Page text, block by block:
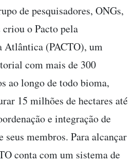
de pesquisadores, ONGs,
criou o Pacto pela
Atlântica (PACTO), um
com mais de 300
ao longo de todo bioma,
15 milhões de hectares até
e integração de
seus membros. Para alcançar
conta com um sistema de